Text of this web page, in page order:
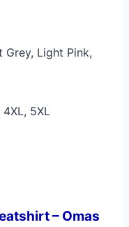
Grey, Light Pink,
4XL, 5XL
– Omas